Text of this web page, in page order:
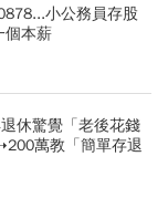
小公務員存股
個本薪
休驚覺「老後花錢
萬教「簡單存退